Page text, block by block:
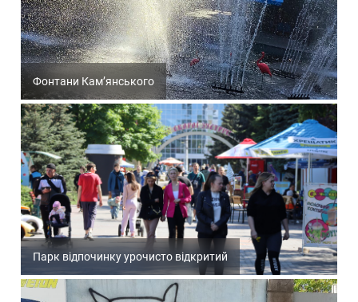
Фонтани Кам’янського
Парк відпочинку урочисто відкритий